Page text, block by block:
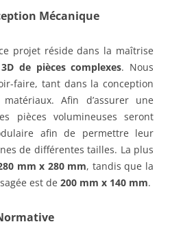
Mécanique
projet réside dans la maîtrise
de pièces complexes. Nous
faire, tant dans la conception
Afin d’assurer une
pièces volumineuses seront
afin de permettre leur
de différentes tailles. La plus
mm x 280 mm, tandis que la
est de 200 mm x 140 mm.